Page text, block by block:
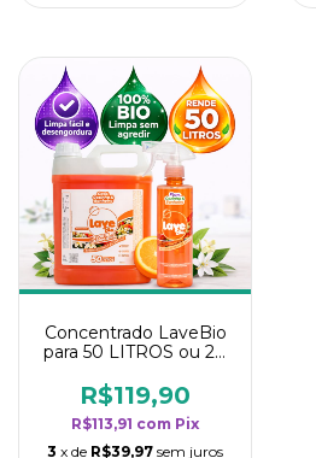
Concentrado LaveBio
para 50 LITROS ou 20
rendimento da
categoria - Flor de
Laranjeira
R$119,90
R$113,91 com Pix
3 x de R$39,97 sem juros